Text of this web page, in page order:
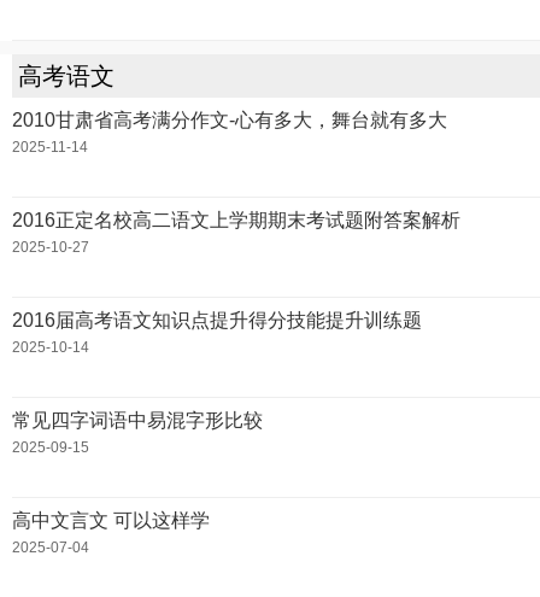
高考语文
2010甘肃省高考满分作文-心有多大，舞台就有多大
2025-11-14
2016正定名校高二语文上学期期末考试题附答案解析
2025-10-27
2016届高考语文知识点提升得分技能提升训练题
2025-10-14
常见四字词语中易混字形比较
2025-09-15
高中文言文 可以这样学
2025-07-04